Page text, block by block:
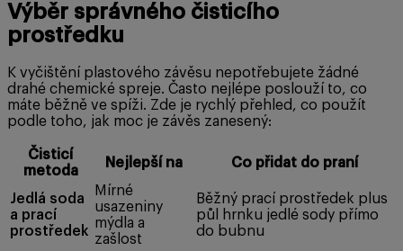
Výběr správného čisticího
prostředku
K vyčištění plastového závěsu nepotřebujete žádné
drahé chemické spreje. Často nejlépe poslouží to, co
máte běžně ve spíži. Zde je rychlý přehled, co použít
podle toho, jak moc je závěs zanesený:
Čisticí
metoda
Nejlepší na Co přidat do praní
Jedlá soda
a prací
prostředek
Mírné
usazeniny
mýdla a
zašlost
Běžný prací prostředek plus
půl hrnku jedlé sody přímo
do bubnu